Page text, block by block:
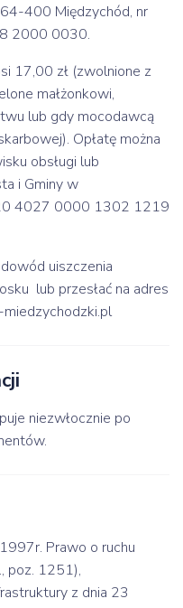
400 Międzychód, nr
2000 0030.
17,00 zł (zwolnione z
małżonkowi,
lub gdy mocodawcą
Opłatę można
obsługi lub
i Gminy w
4027 0000 1302 1219
uiszczenia
lub przesłać na adres
niezwłocznie po
Prawo o ruchu
poz. 1251),
z dnia 23